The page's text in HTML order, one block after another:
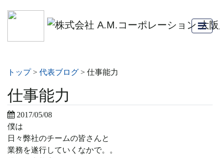
トップ> 代表ブログ > 仕事能力
仕事能力
2017/05/08
僕は
日々弊社のチームの皆さんと
業務を遂行していくなかで。。